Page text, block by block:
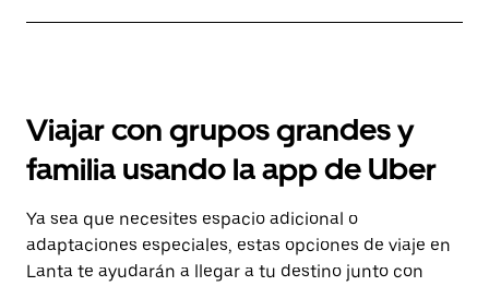
Viajar con grupos grandes y
familia usando la app de Uber
Ya sea que necesites espacio adicional o
adaptaciones especiales, estas opciones de viaje en
Lanta te ayudarán a llegar a tu destino junto con